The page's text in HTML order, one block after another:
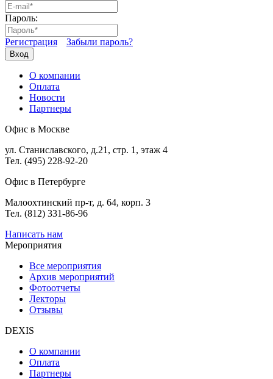
Пароль:
Регистрация Забыли пароль?
Вход
О компании
Оплата
Новости
Партнеры
Офис в Москве
ул. Станиславского, д.21, стр. 1, этаж 4
Тел. (495) 228-92-20
Офис в Петербурге
Малоохтинский пр-т, д. 64, корп. 3
Тел. (812) 331-86-96
Написать нам
Мероприятия
Все мероприятия
Архив мероприятий
Фотоотчеты
Лекторы
Отзывы
DEXIS
О компании
Оплата
Партнеры